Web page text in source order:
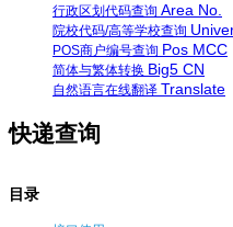
行政区划代码查询 Area No.
院校代码/高等学校查询
POS商户编号查询 Pos MCC
简体与繁体转换 Big5 CN
自然语言在线翻译 Translate
快递查询
目录